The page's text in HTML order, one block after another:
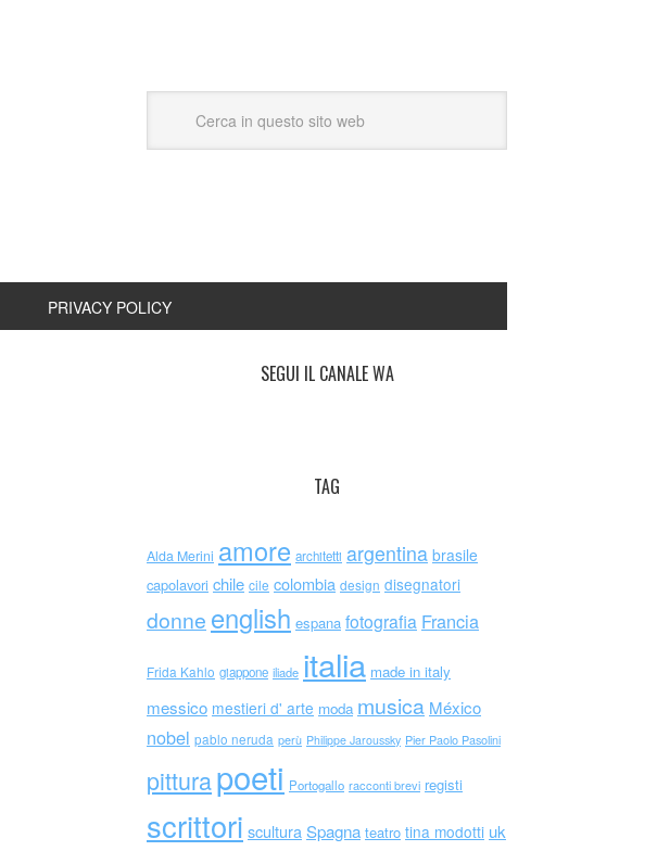
PRIVACY POLICY
SEGUI IL CANALE WA
TAG
Alda Merini amore architetti argentina brasile
capolavori chile cile colombia design disegnatori
donne english espana fotografia Francia
Frida Kahlo giappone iliade italia made in italy
messico mestieri d' arte moda musica México
nobel pablo neruda perù Philippe Jaroussky Pier Paolo Pasolini
pitturapoeti Portogallo racconti brevi registi
scrittori scultura Spagna teatro tina modotti uk